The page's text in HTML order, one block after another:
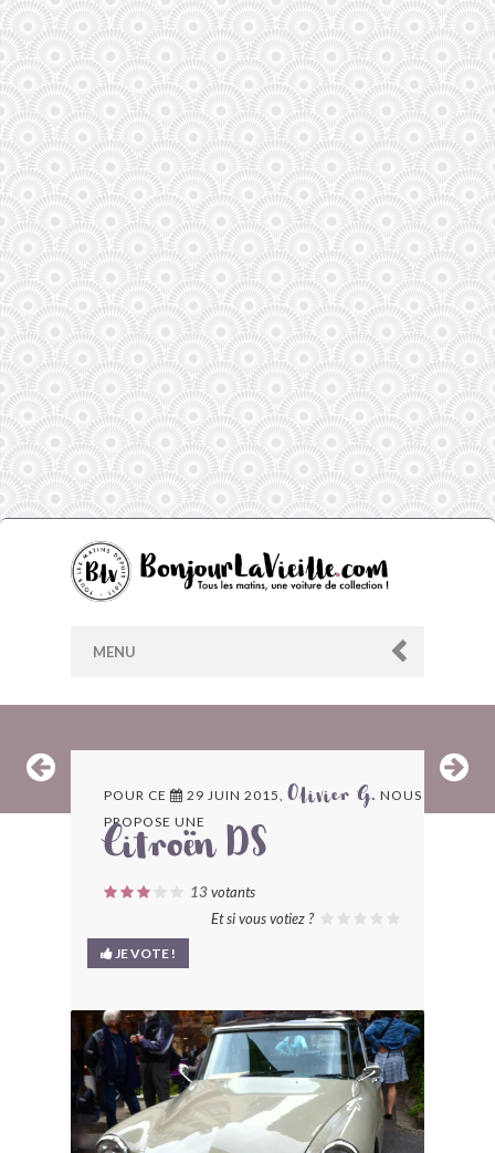
MENU
ARCHIVES
LES CONTRIBUTEURS
LE BLOG
BONJOURLAVIEILLE ?
MODÈLES ET MARQUES
COMMENT FONCTIONNE BLV ?
POUR CE 29 JUIN 2015, Olivier G. NOUS
PROPOSE UNE
Citroën DS
13votants
Et si vous votiez ?
JE VOTE !